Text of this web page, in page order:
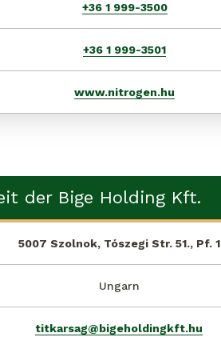
+36 1 999-3500
+36 1 999-3501
www.nitrogen.hu
der Bige Holding Kft.
5007 Szolnok, Tószegi Str. 51., Pf. 1
Ungarn
titkarsag@bigeholdingkft.hu